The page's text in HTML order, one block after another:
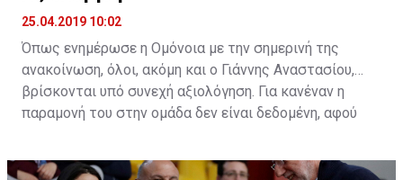
25.04.2019 10:02
Όπως ενημέρωσε η Ομόνοια με την σημερινή της
ανακοίνωση, όλοι, ακόμη και ο Γιάννης Αναστασίου,
βρίσκονται υπό συνεχή αξιολόγηση. Για κανέναν η
παραμονή του στην ομάδα δεν είναι δεδομένη, αφού